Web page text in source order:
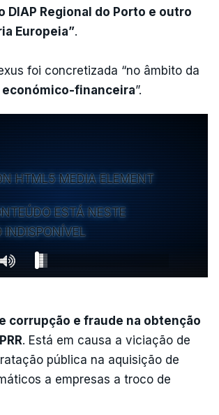
DIAP Regional do Porto e outro
Europeia”.
foi concretizada “no âmbito da
financeira”.
HTML5 MEDIA ELEMENT
ESTÁ NESTE
INDISPONÍVEL
corrupção e fraude na obtenção
. Está em causa a viciação de
pública na aquisição de
a empresas a troco de